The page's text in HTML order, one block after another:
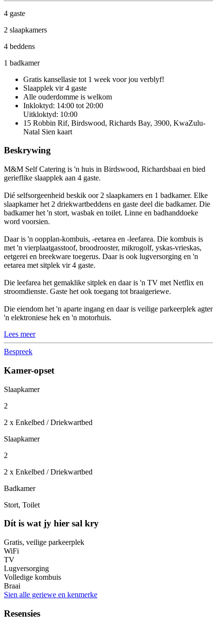
4 gaste
2 slaapkamers
4 beddens
1 badkamer
Gratis kansellasie tot 1 week voor jou verblyf!
Slaapplek vir 4 gaste
Alle ouderdomme is welkom
Inkloktyd: 14:00 tot 20:00
Uitkloktyd: 10:00
15 Robbin Rif, Birdswood, Richards Bay, 3900, KwaZulu-
Natal Sien kaart
Beskrywing
M&M Self Catering is 'n huis in Birdswood, Richardsbaai en bied
gerieflike slaapplek aan 4 gaste.
Dié selfsorgeenheid beskik oor 2 slaapkamers en 1 badkamer. Elke
slaapkamer het 2 driekwartbeddens en gaste deel die badkamer. Die
badkamer het 'n stort, wasbak en toilet. Linne en badhanddoeke
word voorsien.
Daar is 'n oopplan-kombuis, -eetarea en -leefarea. Die kombuis is
met 'n vierplaatgasstoof, broodrooster, mikrogolf, yskas-vrieskas,
eetgerei en breekware toegerus. Daar is ook lugversorging en 'n
eetarea met sitplek vir 4 gaste.
Die leefarea het gemaklike sitplek en daar is 'n TV met Netflix en
stroomdienste. Gaste het ook toegang tot braaigeriewe.
Die eiendom het 'n aparte ingang en daar is veilige parkeerplek agter
'n elektroniese hek en 'n motorhuis.
Lees meer
Bespreek
Kamer-opset
Slaapkamer
2
2 x Enkelbed / Driekwartbed
Slaapkamer
2
2 x Enkelbed / Driekwartbed
Badkamer
Stort, Toilet
Dít is wat jy hier sal kry
Gratis, veilige parkeerplek
WiFi
TV
Lugversorging
Volledige kombuis
Braai
Sien alle geriewe en kenmerke
Resensies